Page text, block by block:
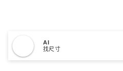
AI
找尺寸